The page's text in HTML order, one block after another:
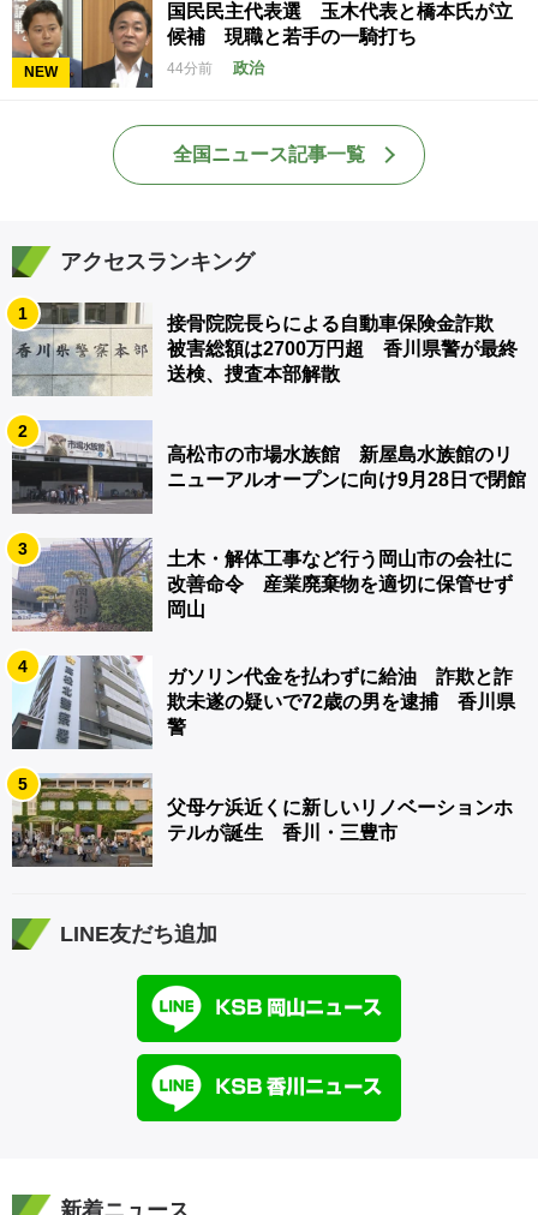
NEW
国民民主代表選 玉木代表と橋本氏が立
候補 現職と若手の一騎打ち
44分前 政治
全国ニュース記事一覧
アクセスランキング
1
接骨院院長らによる自動車保険金詐欺
被害総額は2700万円超 香川県警が最終
送検、捜査本部解散
2
高松市の市場水族館 新屋島水族館のリ
ニューアルオープンに向け9月28日で閉館
3
土木・解体工事など行う岡山市の会社に
改善命令 産業廃棄物を適切に保管せず
岡山
4
ガソリン代金を払わずに給油 詐欺と詐
欺未遂の疑いで72歳の男を逮捕 香川県
警
5
父母ケ浜近くに新しいリノベーションホ
テルが誕生 香川・三豊市
LINE友だち追加
新着ニュース